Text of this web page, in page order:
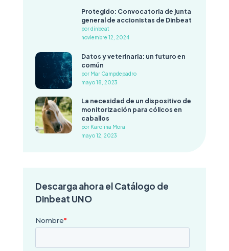
Protegido: Convocatoria de junta
general de accionistas de Dinbeat
por dinbeat
noviembre 12, 2024
Datos y veterinaria: un futuro en
común
por Mar Campdepadro
mayo 18, 2023
La necesidad de un dispositivo de
monitorización para cólicos en
caballos
por Karolina Mora
mayo 12, 2023
Descarga ahora el Catálogo de
Dinbeat UNO